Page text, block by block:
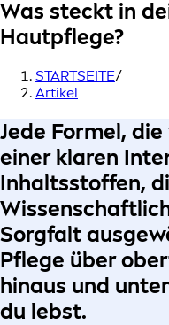
Was steckt in
Hautpflege?
STARTSEITE/
Artikel
Jede Formel,
einer klaren
Inhaltsstoffen,
Sorgfalt
Pflege über
hinaus und
du lebst.